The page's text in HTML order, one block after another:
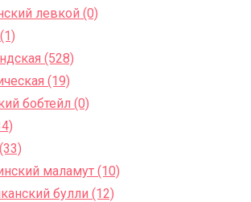
левкой (0)
(528)
(19)
бобтейл (0)
маламут (10)
булли (12)